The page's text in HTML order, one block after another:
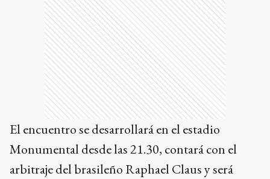
El encuentro se desarrollará en el estadio
Monumental desde las 21.30, contará con el
arbitraje del brasileño Raphael Claus y será